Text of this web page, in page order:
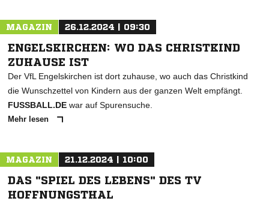
MAGAZIN 26.12.2024 | 09:30
ENGELSKIRCHEN: WO DAS CHRISTKIND
ZUHAUSE IST
Der VfL Engelskirchen ist dort zuhause, wo auch das Christkind
die Wunschzettel von Kindern aus der ganzen Welt empfängt.
FUSSBALL.DE war auf Spurensuche.
Mehr lesen
MAGAZIN 21.12.2024 | 10:00
DAS "SPIEL DES LEBENS" DES TV
HOFFNUNGSTHAL